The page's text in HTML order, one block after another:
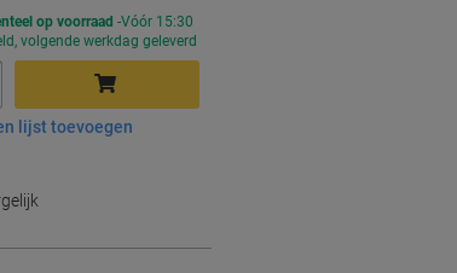
op voorraad Vóór 15:30
volgende werkdag geleverd
In winkelwagen
lijst toevoegen